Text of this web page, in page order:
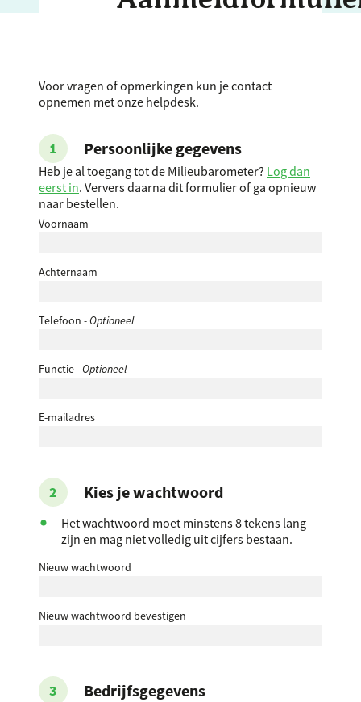
Voor vragen of opmerkingen kun je contact
opnemen met onze helpdesk.
Persoonlijke gegevens
Heb je al toegang tot de Milieubarometer? Log dan
eerst in. Ververs daarna dit formulier of ga opnieuw
naar bestellen.
Voornaam
Achternaam
Telefoon - Optioneel
Functie- Optioneel
E-mailadres
Kies je wachtwoord
Het wachtwoord moet minstens 8 tekens lang
zijn en mag niet volledig uit cijfers bestaan.
Nieuw wachtwoord
Nieuw wachtwoord bevestigen
Bedrijfsgegevens